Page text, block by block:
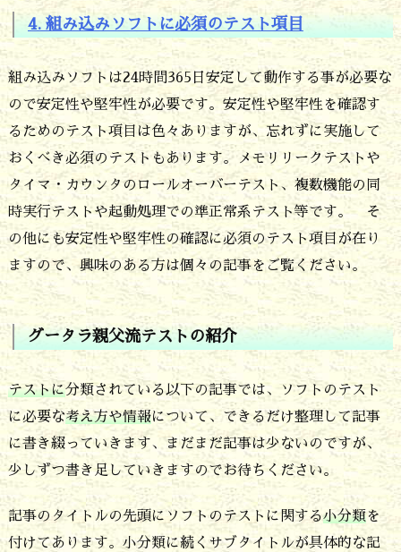
4. 組み込みソフトに必須のテスト項目
組み込みソフトは24時間365日安定して動作する事が必要な
ので安定性や堅牢性が必要です。安定性や堅牢性を確認す
るためのテスト項目は色々ありますが、忘れずに実施して
おくべき必須のテストもあります。メモリリークテストや
タイマ・カウンタのロールオーバーテスト、複数機能の同
時実行テストや起動処理での準正常系テスト等です。 そ
の他にも安定性や堅牢性の確認に必須のテスト項目が在り
ますので、興味のある方は個々の記事をご覧ください。
グータラ親父流テストの紹介
テストに分類されている以下の記事では、ソフトのテスト
に必要な考え方や情報について、できるだけ整理して記事
に書き綴っていきます、まだまだ記事は少ないのですが、
少しずつ書き足していきますのでお待ちください。
記事のタイトルの先頭にソフトのテストに関する小分類を
付けてあります。小分類に続くサブタイトルが具体的な記